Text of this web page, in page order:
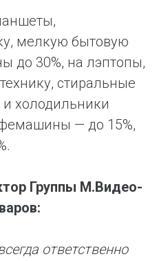
мелкую бытовую
до 30%, на лэптопы,
стиральные
холодильники
— до 15%,
Группы М.Видео-
ответственно